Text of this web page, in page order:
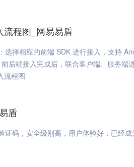
流程图_网易易盾
选择相应的前端 SDK 进行接入，支持
前后端接入完成后，联合客户端、服务端
流程图
盾
证码，安全级别高，用户体验好，已经